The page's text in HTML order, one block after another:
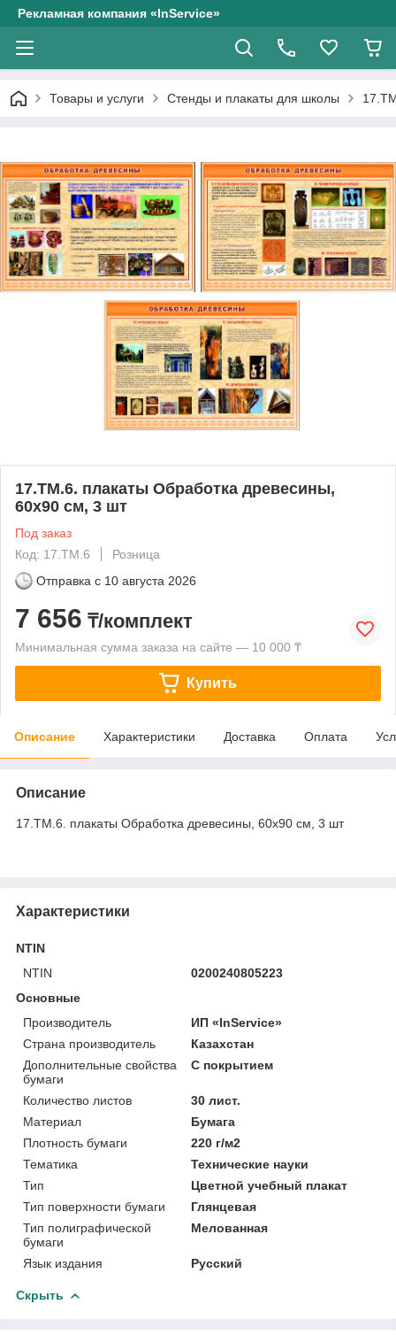
Рекламная компания «InService»
Товары и услуги Стенды и плакаты для школы
17.ТМ.6. плакаты Обработка древесины,
60х90 см, 3 шт
Под заказ
Код: 17.ТМ.6
Розница
Отправка с 10 августа 2026
7 656 ₸/комплект
Минимальная сумма заказа на сайте — 10 000 ₸
Купить
Описание Характеристики Доставка Оплата
Описание
17.ТМ.6. плакаты Обработка древесины, 60х90 см, 3 шт
Характеристики
NTIN
NTIN
0200240805223
Основные
Производитель
ИП «InService»
Страна производитель
Казахстан
Дополнительные свойства
бумаги
С покрытием
Количество листов
30 лист.
Материал
Бумага
Плотность бумаги
220 г/м2
Тематика
Технические науки
Тип
Цветной учебный плакат
Тип поверхности бумаги
Глянцевая
Тип полиграфической
бумаги
Мелованная
Язык издания Русский
Скрыть